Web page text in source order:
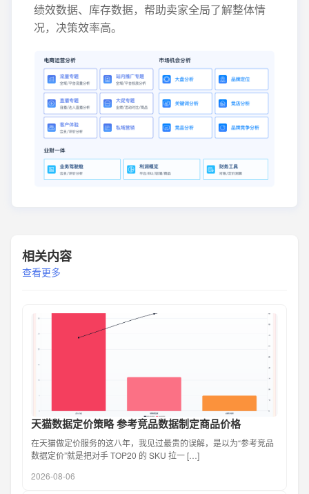
绩效数据、库存数据，帮助卖家全局了解整体情
况，决策效率高。
相关内容
查看更多
天猫数据定价策略 参考竞品数据制定商品价格
在天猫做定价服务的这八年，我见过最贵的误解，是以为“参考竞品
数据定价”就是把对手 TOP20 的 SKU 拉一 […]
2026-08-06